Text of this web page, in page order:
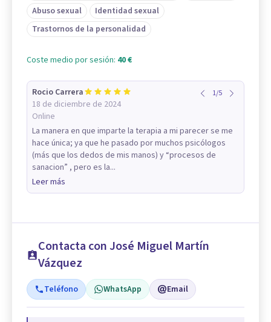
Abuso sexual
Identidad sexual
Trastornos de la personalidad
Coste medio por sesión: 40 €
Rocio Carrera
18 de diciembre de 2024
Online
1/5
La manera en que imparte la terapia a mi parecer se me
hace única; ya que he pasado por muchos psicólogos
(más que los dedos de mis manos) y “procesos de
sanacion” , pero es la...
Leer más
Contacta con José Miguel Martín
Vázquez
Teléfono WhatsApp Email